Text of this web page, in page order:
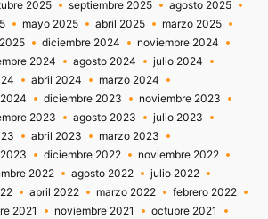
2025 septiembre 2025
agosto 2025
mayo 2025 abril 2025
marzo 2025
diciembre 2024
noviembre 2024
2024 agosto 2024
julio 2024
abril 2024
marzo 2024
diciembre 2023
noviembre 2023
2023 agosto 2023
julio 2023
abril 2023
marzo 2023
diciembre 2022
noviembre 2022
2022 agosto 2022
julio 2022
abril 2022 marzo 2022
febrero 2022
2021 noviembre 2021
octubre 2021